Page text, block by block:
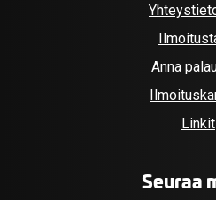
Anna
Linkit
Seuraa